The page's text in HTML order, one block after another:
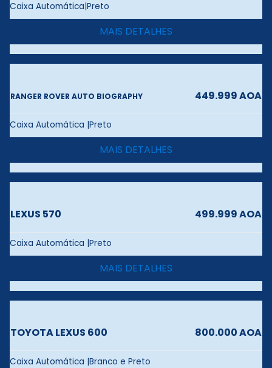
Caixa Automática|Preto
MAIS DETALHES
RANGER ROVER AUTO BIOGRAPHY 449.999 AOA
Caixa Automática |Preto
MAIS DETALHES
LEXUS 570 499.999 AOA
Caixa Automática |Preto
MAIS DETALHES
TOYOTA LEXUS 600 800.000 AOA
Caixa Automática |Branco e Preto